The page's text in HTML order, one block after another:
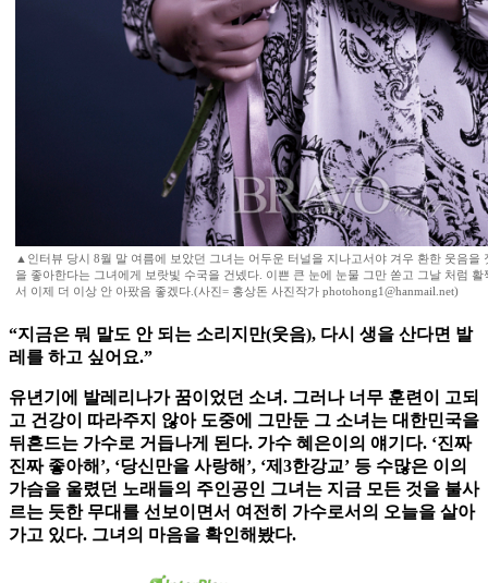
▲인터뷰 당시 8월 말 여름에 보았던 그녀는 어두운 터널을 지나고서야 겨우 환한 웃음을
을 좋아한다는 그녀에게 보랏빛 수국을 건넸다. 이쁜 큰 눈에 눈물 그만 쏟고 그날 처럼
서 이제 더 이상 안 아팠음 좋겠다.(사진= 홍상돈 사진작가 photohong1@hanmail.net)
“지금은 뭐 말도 안 되는 소리지만(웃음), 다시 생을 산다면 발
레를 하고 싶어요.”
유년기에 발레리나가 꿈이었던 소녀. 그러나 너무 훈련이 고되
고 건강이 따라주지 않아 도중에 그만둔 그 소녀는 대한민국을
뒤흔드는 가수로 거듭나게 된다. 가수 혜은이의 얘기다. ‘진짜
진짜 좋아해’, ‘당신만을 사랑해’, ‘제3한강교’ 등 수많은 이의
가슴을 울렸던 노래들의 주인공인 그녀는 지금 모든 것을 불사
르는 듯한 무대를 선보이면서 여전히 가수로서의 오늘을 살아
가고 있다. 그녀의 마음을 확인해봤다.